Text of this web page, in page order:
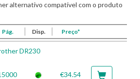
alternativo compatível com o produto
Pág. Disp. Preço*
DR230
€34.54